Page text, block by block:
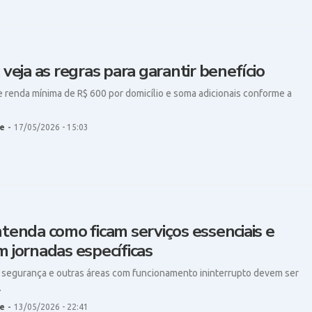
as regras para garantir benefício
renda mínima de R$ 600 por domicílio e soma adicionais conforme a
- 17/05/2026 - 15:03
como ficam serviços essenciais e
jornadas específicas
e outras áreas com funcionamento ininterrupto devem ser
- 13/05/2026 - 22:41